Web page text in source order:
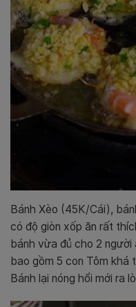
Bánh Xèo (45K/Cái),
có độ giòn xốp ăn rất
bánh vừa đủ cho 2 người
bao gồm 5 con Tôm khá
Bánh lại nóng hổi mới ra